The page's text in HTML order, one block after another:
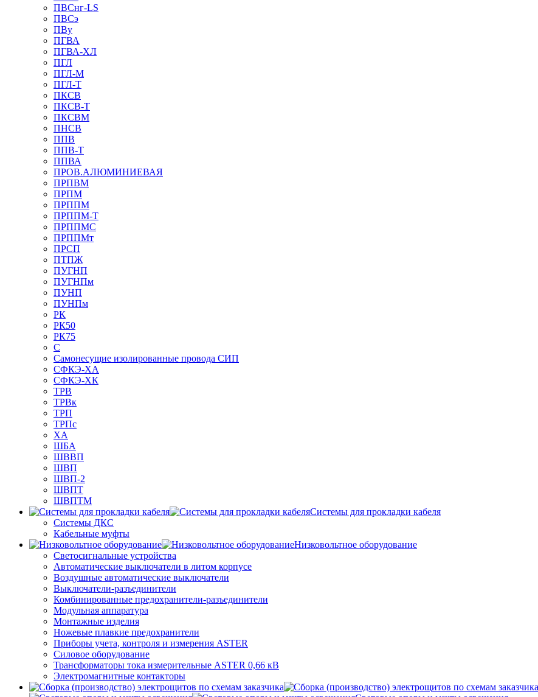
ПВСнг-LS
ПВСэ
ПВу
ПГВА
ПГВА-ХЛ
ПГЛ
ПГЛ-М
ПГЛ-Т
ПКСВ
ПКСВ-Т
ПКСВМ
ПНСВ
ППВ
ППВ-Т
ППВА
ПРОВ.АЛЮМИНИЕВАЯ
ПРПВМ
ПРПМ
ПРППМ
ПРППМ-Т
ПРППМС
ПРППМт
ПРСП
ПТПЖ
ПУГНП
ПУГНПм
ПУНП
ПУНПм
РК
РК50
РК75
С
Самонесущие изолированные провода СИП
СФКЭ-ХА
СФКЭ-ХК
ТРВ
ТРВк
ТРП
ТРПс
ХА
ШБА
ШВВП
ШВП
ШВП-2
ШВПТ
ШВПТМ
Системы для прокладки кабеля
Системы ДКС
Кабельные муфты
Низковольтное оборудование
Светосигнальные устройства
Автоматические выключатели в литом корпусе
Воздушные автоматические выключатели
Выключатели-разъединители
Комбинированные предохранители-разъединители
Модульная аппаратура
Монтажные изделия
Ножевые плавкие предохранители
Приборы учета, контроля и измерения ASTER
Силовое оборудование
Трансформаторы тока измерительные ASTER 0,66 кВ
Электромагнитные контакторы